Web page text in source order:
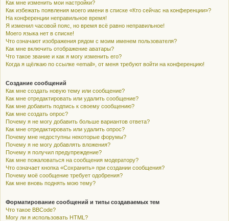
Как мне изменить мои настройки?
Как избежать появления моего имени в списке «Кто сейчас на конференции»?
На конференции неправильное время!
Я изменил часовой пояс, но время всё равно неправильное!
Моего языка нет в списке!
Что означают изображения рядом с моим именем пользователя?
Как мне включить отображение аватары?
Что такое звание и как я могу изменить его?
Когда я щёлкаю по ссылке «email», от меня требуют войти на конференцию!
Создание сообщений
Как мне создать новую тему или сообщение?
Как мне отредактировать или удалить сообщение?
Как мне добавить подпись к своему сообщению?
Как мне создать опрос?
Почему я не могу добавить больше вариантов ответа?
Как мне отредактировать или удалить опрос?
Почему мне недоступны некоторые форумы?
Почему я не могу добавлять вложения?
Почему я получил предупреждение?
Как мне пожаловаться на сообщения модератору?
Что означает кнопка «Сохранить» при создании сообщения?
Почему моё сообщение требует одобрения?
Как мне вновь поднять мою тему?
Форматирование сообщений и типы создаваемых тем
Что такое BBCode?
Могу ли я использовать HTML?